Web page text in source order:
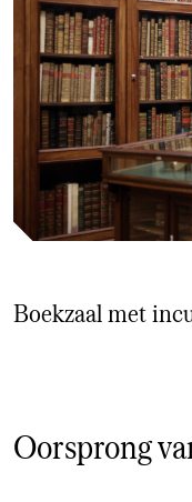
Boekzaal met
Oorsprong